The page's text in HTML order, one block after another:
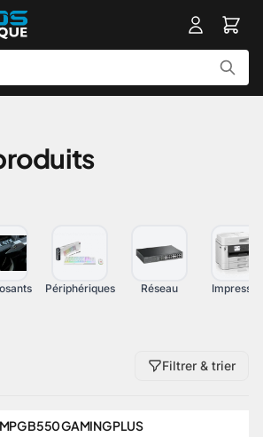
Périphériques Réseau
Filtrer & trier
B550 GAMING PLUS